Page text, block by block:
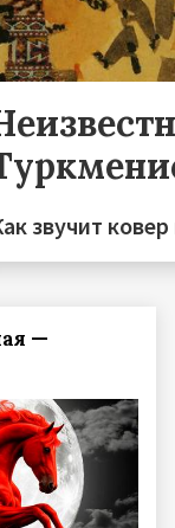
звучит
—